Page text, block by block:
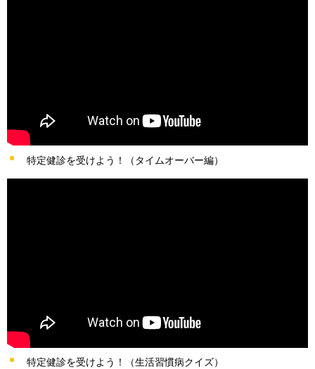
特定健診を受けよう！（タイムオーバー編）
特定健診を受けよう！（生活習慣病クイズ）